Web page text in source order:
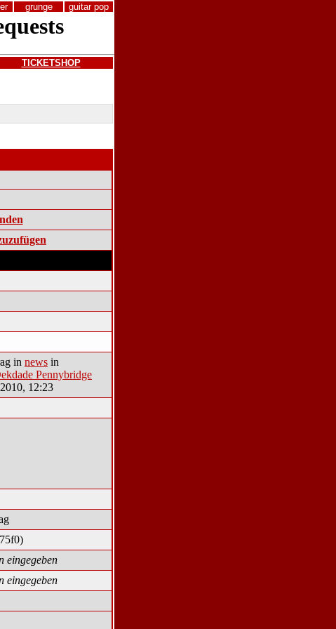
grunge guitar pop
TICKETSHOP
in news in
Pennybridge
12:23
eingegeben
eingegeben